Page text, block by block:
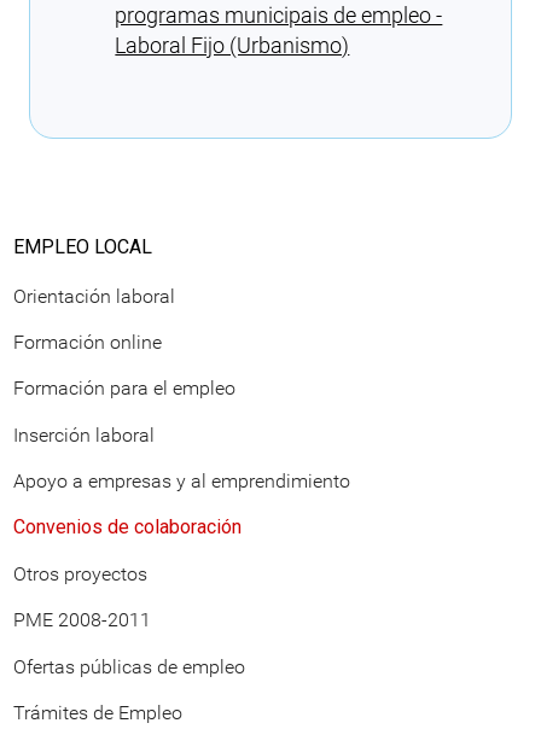
programas municipais de empleo -
Laboral Fijo (Urbanismo)
EMPLEO LOCAL
Orientación laboral
Formación online
Formación para el empleo
Inserción laboral
Apoyo a empresas y al emprendimiento
Convenios de colaboración
Otros proyectos
PME 2008-2011
Ofertas públicas de empleo
Trámites de Empleo